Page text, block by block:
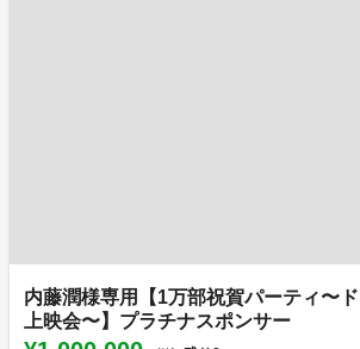
内藤潤様専用【1万部祝賀パーティ〜
上映会〜】プラチナスポンサー